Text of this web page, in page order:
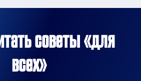
советы «для
всех»